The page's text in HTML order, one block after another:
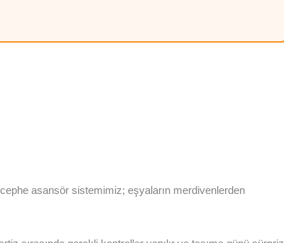
asansör sistemimiz; eşyaların merdivenlerden